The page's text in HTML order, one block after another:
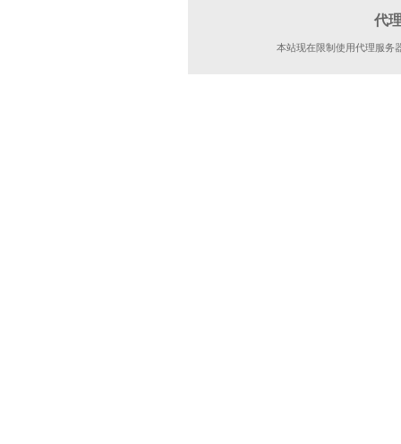
代
本站现在限制使用代理服务